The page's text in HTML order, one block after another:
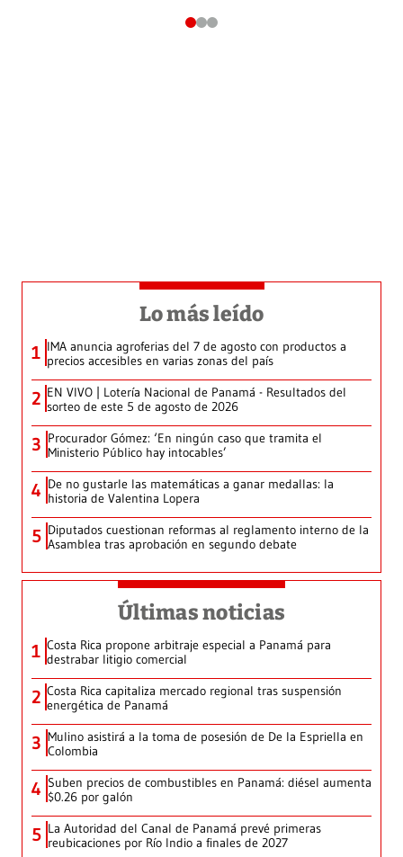
Lo más leído
1 IMA anuncia agroferias del 7 de agosto con productos a
precios accesibles en varias zonas del país
2 EN VIVO | Lotería Nacional de Panamá - Resultados del
sorteo de este 5 de agosto de 2026
3 Procurador Gómez: ‘En ningún caso que tramita el
Ministerio Público hay intocables’
4 De no gustarle las matemáticas a ganar medallas: la
historia de Valentina Lopera
5 Diputados cuestionan reformas al reglamento interno de la
Asamblea tras aprobación en segundo debate
Últimas noticias
1 Costa Rica propone arbitraje especial a Panamá para
destrabar litigio comercial
2 Costa Rica capitaliza mercado regional tras suspensión
energética de Panamá
3 Mulino asistirá a la toma de posesión de De la Espriella en
Colombia
4 Suben precios de combustibles en Panamá: diésel aumenta
$0.26 por galón
5 La Autoridad del Canal de Panamá prevé primeras
reubicaciones por Río Indio a finales de 2027